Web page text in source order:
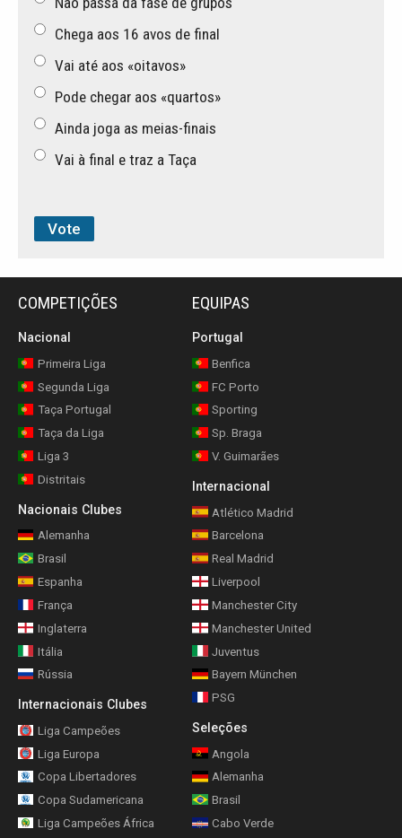
Chega aos 16 avos de final
Vai até aos «oitavos»
Pode chegar aos «quartos»
Ainda joga as meias-finais
Vai à final e traz a Taça
COMPETIÇÕES
Nacional
Primeira Liga
Segunda Liga
Taça Portugal
Taça da Liga
Liga 3
Distritais
Nacionais Clubes
Alemanha
Brasil
Espanha
França
Inglaterra
Itália
Rússia
Internacionais Clubes
Liga Campeões
Liga Europa
Copa Libertadores
Copa Sudamericana
Liga Campeões África
EQUIPAS
Portugal
Benfica
FC Porto
Sporting
Sp. Braga
V. Guimarães
Internacional
Atlético Madrid
Barcelona
Real Madrid
Liverpool
Manchester City
Manchester United
Juventus
Bayern München
PSG
Seleções
Angola
Alemanha
Brasil
Cabo Verde